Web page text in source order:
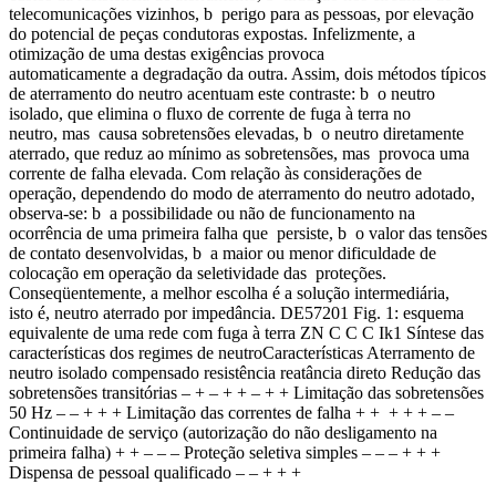
telecomunicações vizinhos, b perigo para as pessoas, por elevação
do potencial de peças condutoras expostas. Infelizmente, a
otimização de uma destas exigências provoca
automaticamente a degradação da outra. Assim, dois métodos típicos
de aterramento do neutro acentuam este contraste: b o neutro
isolado, que elimina o fluxo de corrente de fuga à terra no
neutro, mas causa sobretensões elevadas, b o neutro diretamente
aterrado, que reduz ao mínimo as sobretensões, mas provoca uma
corrente de falha elevada. Com relação às considerações de
operação, dependendo do modo de aterramento do neutro adotado,
observa-se: b a possibilidade ou não de funcionamento na
ocorrência de uma primeira falha que persiste, b o valor das tensões
de contato desenvolvidas, b a maior ou menor dificuldade de
colocação em operação da seletividade das proteções.
Conseqüentemente, a melhor escolha é a solução intermediária,
isto é, neutro aterrado por impedância. DE57201 Fig. 1: esquema
equivalente de uma rede com fuga à terra ZN C C C Ik1 Síntese das
características dos regimes de neutroCaracterísticas Aterramento de
neutro isolado compensado resistência reatância direto Redução das
sobretensões transitórias – + – + + – + + Limitação das sobretensões
50 Hz – – + + + Limitação das correntes de falha + + + + + – –
Continuidade de serviço (autorização do não desligamento na
primeira falha) + + – – – Proteção seletiva simples – – – + + +
Dispensa de pessoal qualificado – – + + +